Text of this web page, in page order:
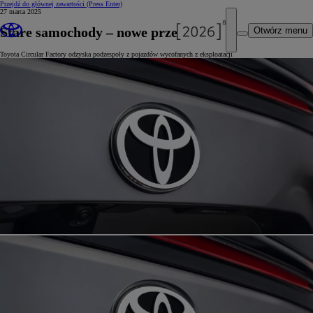
Przejdź do głównej zawartości (Press Enter)
Otwórz menu
27 marca 2025
Stare samochody – nowe przeznaczenie
Toyota Circular Factory odzyska podzespoły z pojazdów wycofanych z eksploatacji